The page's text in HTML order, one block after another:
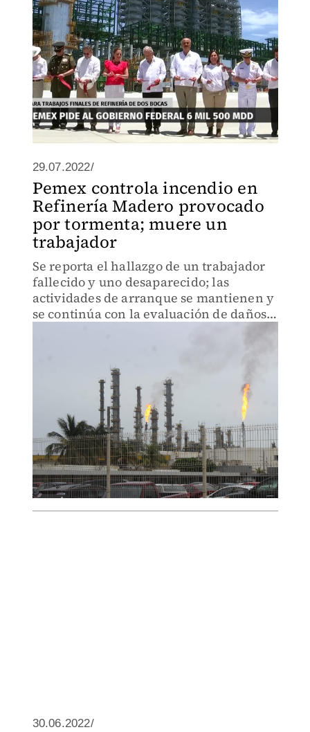
29.07.2022/
Pemex controla incendio en
Refinería Madero provocado
por tormenta; muere un
trabajador
Se reporta el hallazgo de un trabajador
fallecido y uno desaparecido; las
actividades de arranque se mantienen y
se continúa con la evaluación de daños
30.06.2022/